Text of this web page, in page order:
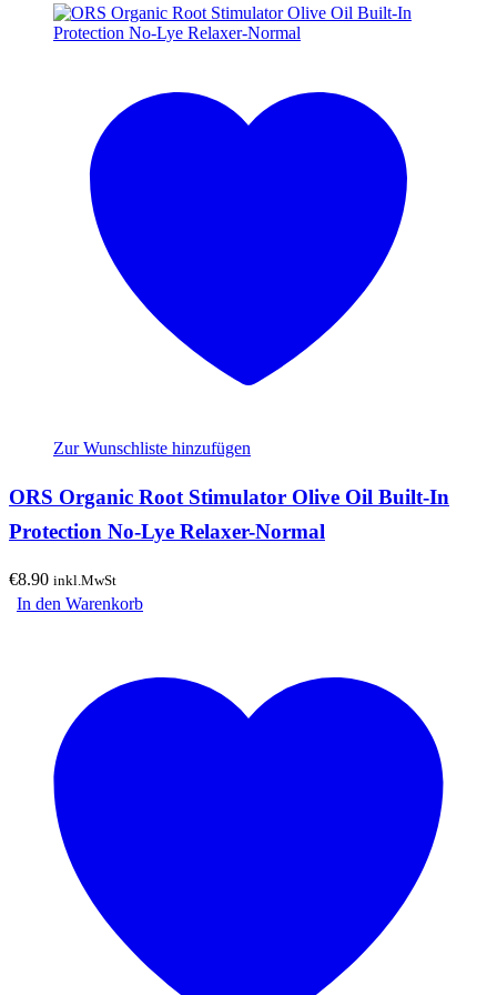
Zur Wunschliste hinzufügen
ORS Organic Root Stimulator Olive Oil Built-In
Protection No-Lye Relaxer-Normal
€8.90 inkl.MwSt
In den Warenkorb